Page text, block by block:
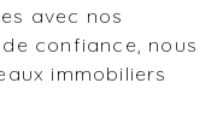
avec nos
confiance, nous
immobiliers